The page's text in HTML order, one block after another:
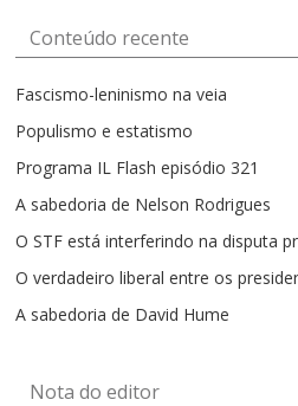
Conteúdo recente
Fascismo-leninismo na veia
Populismo e estatismo
Programa IL Flash episódio 321
A sabedoria de Nelson Rodrigues
O STF está interferindo na disputa
O verdadeiro liberal entre os
A sabedoria de David Hume
Nota do editor